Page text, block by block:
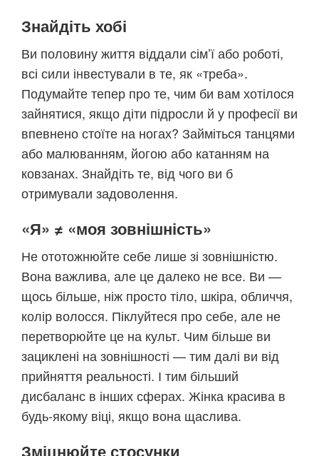
Знайдіть хобі
Ви половину життя віддали сім’ї або роботі,
всі сили інвестували в те, як «треба».
Подумайте тепер про те, чим би вам хотілося
зайнятися, якщо діти підросли й у професії ви
впевнено стоїте на ногах? Займіться танцями
або малюванням, йогою або катанням на
ковзанах. Знайдіть те, від чого ви б
отримували задоволення.
«Я» ≠ «моя зовнішність»
Не ототожнюйте себе лише зі зовнішністю.
Вона важлива, але це далеко не все. Ви —
щось більше, ніж просто тіло, шкіра, обличчя,
колір волосся. Піклуйтеся про себе, але не
перетворюйте це на культ. Чим більше ви
зациклені на зовнішності — тим далі ви від
прийняття реальності. І тим більший
дисбаланс в інших сферах. Жінка красива в
будь-якому віці, якщо вона щаслива.
Зміцнюйте стосунки